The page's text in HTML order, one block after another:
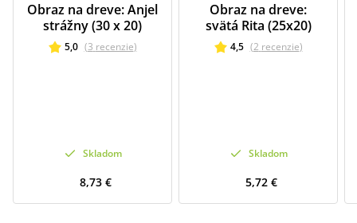
Obraz na dreve: Anjel
strážny (30 x 20)
5,0 (3 recenzie)
Skladom
8,73 €
Obraz na dreve:
svätá Rita (25x20)
4,5 (2 recenzie)
Skladom
5,72 €